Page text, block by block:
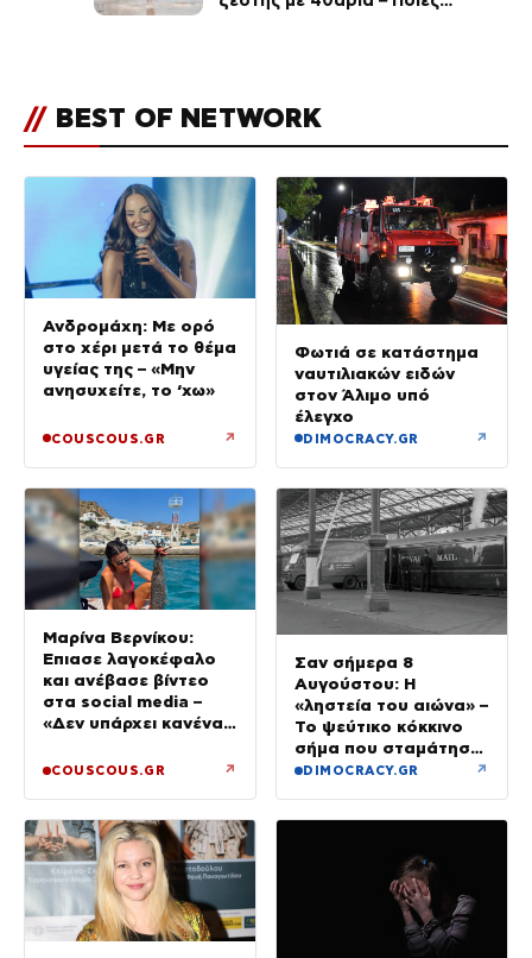
// BEST OF NETWORK
Ανδρομάχη: Με ορό
στο χέρι μετά το θέμα
υγείας της – «Μην
ανησυχείτε, το ‘χω»
COUSCOUS.GR ↗
Φωτιά σε κατάστημα
ναυτιλιακών ειδών
στον Άλιμο υπό
έλεγχο
DIMOCRACY.GR ↗
Μαρίνα Βερνίκου:
Έπιασε λαγοκέφαλο
και ανέβασε βίντεο
στα social media –
«Δεν υπάρχει κανένας
COUSCOUS.GR ↗
Σαν σήμερα 8
Αυγούστου: Η
«ληστεία του αιώνα» –
Το ψεύτικο κόκκινο
σήμα που σταμάτησε
τρένο με 2,6 εκατ.
DIMOCRACY.GR ↗